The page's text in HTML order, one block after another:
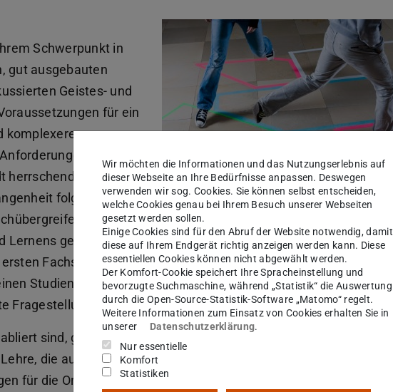
Schwerpunkt in
gut ausgebauten
Geistes- und
für ein
komplexeren
gerecht
herrschende Kultur
folglich zu
und
Lernens geführt. Neben flexiblen interdisziplinären
Fachsemester können Studierende „interdisziplinäre
Studiengang der interdisziplinären „Studienbereiche“
Fragestellungen zu bearbeiten.
sind, gibt es weiterhin Herausforderungen bei der
die auf zentraler Ebene bearbeitet werden müssen. Dies
für die Organisation und Durchführung interdisziplinärer
Wir möchten die Informationen und das Nutzungserlebnis auf
dieser Webseite an Ihre Bedürfnisse anpassen. Deswegen
verwenden wir sog. Cookies. Sie können selbst entscheiden,
welche Cookies genau bei Ihrem Besuch unserer Webseiten
gesetzt werden sollen.
Einige Cookies sind für den Abruf der Website notwendig, damit
diese auf Ihrem Endgerät richtig anzeigen werden kann. Diese
essentiellen Cookies können nicht abgewählt werden.
Der Komfort-Cookie speichert Ihre Spracheinstellung und
bevorzugte Suchmaschine, während „Statistik“ die Auswertung
durch die Open-Source-Statistik-Software „Matomo“ regelt.
Weitere Informationen zum Einsatz von Cookies erhalten Sie in
unserer
Datenschutzerklärung.
Nur essentielle
Komfort
Statistiken